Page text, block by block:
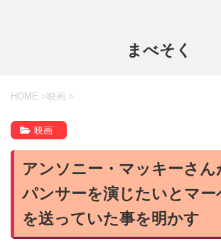
まべそく
HOME > 映画 >
映画
アンソニー・マッキーさん
パンサーを演じたいとマー
を送っていた事を明かす